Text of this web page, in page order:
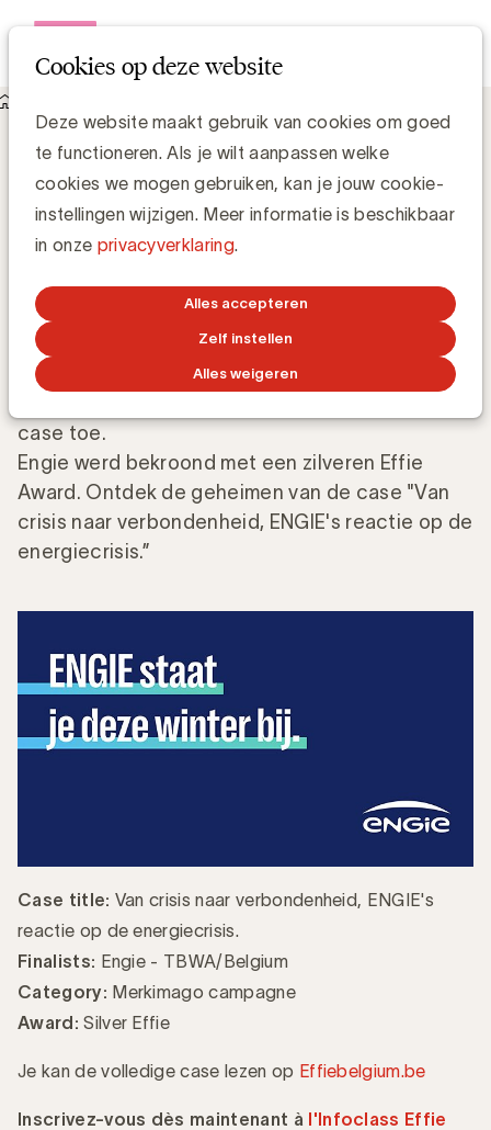
Cookies op deze website
Deze website maakt gebruik van cookies om goed
te functioneren. Als je wilt aanpassen welke
cookies we mogen gebruiken, kan je jouw cookie-
instellingen wijzigen. Meer informatie is beschikbaar
in onze privacyverklaring.
Alles accepteren
Zelf instellen
Alles weigeren
Effie Case - Engie: Van crisis naar verbondenheid
Effie Case - Engie: Van crisis naar
verbondenheid
Effie Belgium
22 FEBRUARI 2025
Tijdens het Effie Effectiveness Forum van 3
case toe.
Engie werd bekroond met een zilveren Effie
Award. Ontdek de geheimen van de case "Van
crisis naar verbondenheid, ENGIE's reactie op de
energiecrisis.”
Case title: Van crisis naar verbondenheid, ENGIE's
reactie op de energiecrisis.
Finalists: Engie - TBWA/Belgium
Category: Merkimago campagne
Award:Silver Effie
Je kan de volledige case lezen op Effiebelgium.be
Inscrivez-vous dès maintenant à l'Infoclass Effie